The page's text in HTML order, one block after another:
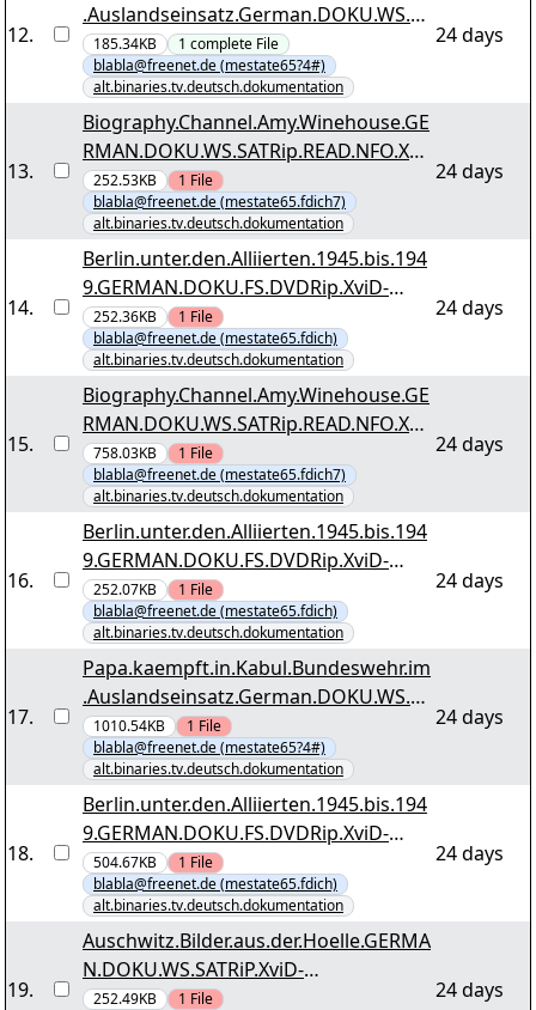
12.
.Auslandseinsatz.German.DOKU.WS.dT
V.XviD-UTOPiA.by.mestate65 utopia-
bwehr.nzb
185.34KB 1 complete File
blabla@freenet.de (mestate65?4#)
alt.binaries.tv.deutsch.dokumentation
24 days
13.
Biography.Channel.Amy.Winehouse.GE
RMAN.DOKU.WS.SATRip.READ.NFO.XVi
D-TVP.by.mestate65 tvp-bio-
winehouse.vol03+3.PAR2
252.53KB 1 File
blabla@freenet.de (mestate65.fdich7)
alt.binaries.tv.deutsch.dokumentation
24 days
14.
Berlin.unter.den.Alliierten.1945.bis.194
9.GERMAN.DOKU.FS.DVDRip.XviD-
TVP.by.mestate65 tvp-buda4549.r26
252.36KB 1 File
blabla@freenet.de (mestate65.fdich)
alt.binaries.tv.deutsch.dokumentation
24 days
15.
Biography.Channel.Amy.Winehouse.GE
RMAN.DOKU.WS.SATRip.READ.NFO.XVi
D-TVP.by.mestate65 tvp-bio-
winehouse.r06
758.03KB 1 File
blabla@freenet.de (mestate65.fdich7)
alt.binaries.tv.deutsch.dokumentation
24 days
16.
Berlin.unter.den.Alliierten.1945.bis.194
9.GERMAN.DOKU.FS.DVDRip.XviD-
TVP.by.mestate65 tvp-buda4549.r27
252.07KB 1 File
blabla@freenet.de (mestate65.fdich)
alt.binaries.tv.deutsch.dokumentation
24 days
17.
Papa.kaempft.in.Kabul.Bundeswehr.im
.Auslandseinsatz.German.DOKU.WS.dT
V.XviD-UTOPiA.by.mestate65 utopia-
bwehr.r16
1010.54KB 1 File
blabla@freenet.de (mestate65?4#)
alt.binaries.tv.deutsch.dokumentation
24 days
18.
Berlin.unter.den.Alliierten.1945.bis.194
9.GERMAN.DOKU.FS.DVDRip.XviD-
TVP.by.mestate65 tvp-buda4549.r24
504.67KB 1 File
blabla@freenet.de (mestate65.fdich)
alt.binaries.tv.deutsch.dokumentation
24 days
19.
Auschwitz.Bilder.aus.der.Hoelle.GERMA
N.DOKU.WS.SATRiP.XviD-
TVP.by.mestate65 tvp-abadh.r05
252.49KB 1 File 24 days